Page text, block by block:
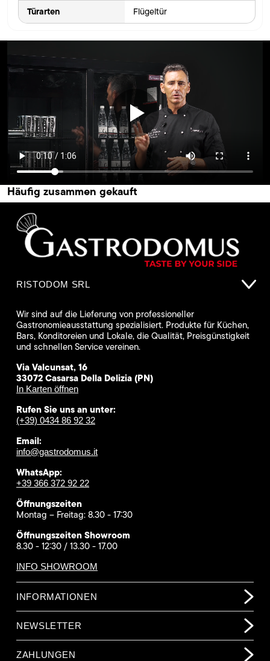
Türarten Flügeltür
Häufig zusammen gekauft
RISTODOM SRL
Wir sind auf die Lieferung von professioneller
Gastronomieausstattung spezialisiert. Produkte für Küchen,
Bars, Konditoreien und Lokale, die Qualität, Preisgünstigkeit
und schnellen Service vereinen.
Via Valcunsat, 16
33072 Casarsa Della Delizia (PN)
In Karten öffnen
Rufen Sie uns an unter:
(+39) 0434 86 92 32
Email:
info@gastrodomus.it
WhatsApp:
+39 366 372 92 22
Öffnungszeiten
Montag – Freitag: 8.30 - 17:30
Öffnungszeiten Showroom
8.30 - 12:30 / 13.30 - 17.00
INFO SHOWROOM
INFORMATIONEN
NEWSLETTER
ZAHLUNGEN